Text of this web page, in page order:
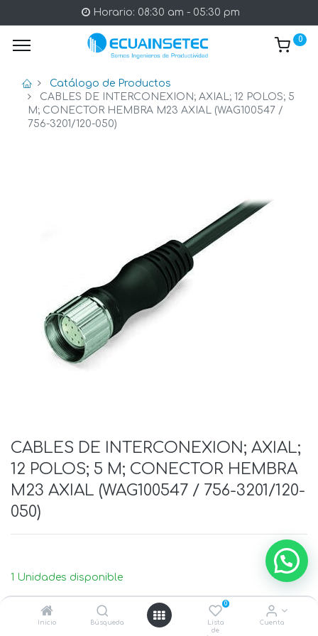
Inicio Búsqueda
0
Lista
de
Cuenta
Horario: 08:30 am - 05:30 pm
0
Catálogo de Productos
CABLES DE INTERCONEXION; AXIAL; 12 POLOS; 5
M; CONECTOR HEMBRA M23 AXIAL (WAG100547 /
756-3201/120-050)
CABLES DE INTERCONEXION; AXIAL;
12 POLOS; 5 M; CONECTOR HEMBRA
M23 AXIAL (WAG100547 / 756-3201/120-
050)
1 Unidades disponible